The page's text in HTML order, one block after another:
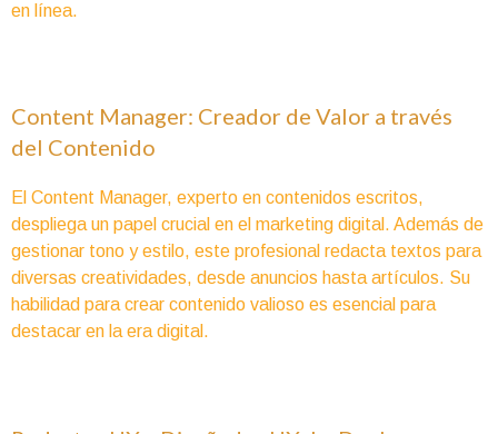
en línea.
Content Manager: Creador de Valor a través
del Contenido
El Content Manager, experto en contenidos escritos,
despliega un papel crucial en el marketing digital. Además de
gestionar tono y estilo, este profesional redacta textos para
diversas creatividades, desde anuncios hasta artículos. Su
habilidad para crear contenido valioso es esencial para
destacar en la era digital.